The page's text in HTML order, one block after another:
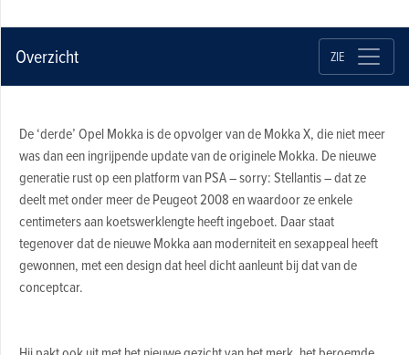
Overzicht ZIE
De ‘derde’ Opel Mokka is de opvolger van de Mokka X, die niet meer
was dan een ingrijpende update van de originele Mokka. De nieuwe
generatie rust op een platform van PSA – sorry: Stellantis – dat ze
deelt met onder meer de Peugeot 2008 en waardoor ze enkele
centimeters aan koetswerklengte heeft ingeboet. Daar staat
tegenover dat de nieuwe Mokka aan moderniteit en sexappeal heeft
gewonnen, met een design dat heel dicht aanleunt bij dat van de
conceptcar.